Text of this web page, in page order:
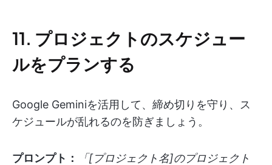
11. プロジェクトのスケジュー
ルをプランする
Google Geminiを活用して、締め切りを守り、ス
ケジュールが乱れるのを防ぎましょう。
プロンプト：
「[プロジェクト名]のプロジェクト